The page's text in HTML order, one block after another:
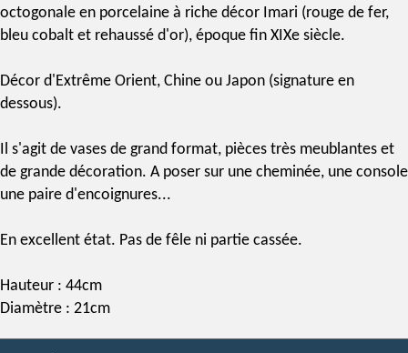
octogonale en porcelaine à riche décor Imari (rouge de fer,
bleu cobalt et rehaussé d'or), époque fin XIXe siècle.
Décor d'Extrême Orient, Chine ou Japon (signature en
dessous).
Il s'agit de vases de grand format, pièces très meublantes et
de grande décoration. A poser sur une cheminée, une console
une paire d'encoignures...
En excellent état. Pas de fêle ni partie cassée.
Hauteur : 44cm
Diamètre : 21cm